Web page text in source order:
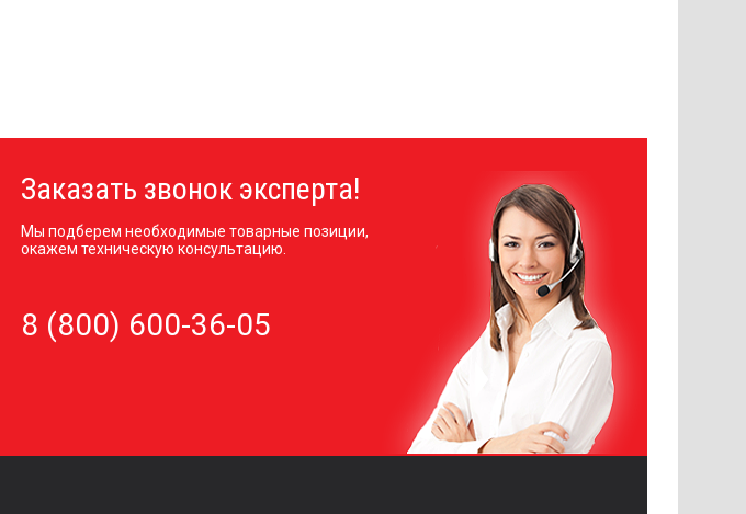
Заказать звонок эксперта!
Мы подберем необходимые товарные позиции,
окажем техническую консультацию.
8 (800) 600-36-05